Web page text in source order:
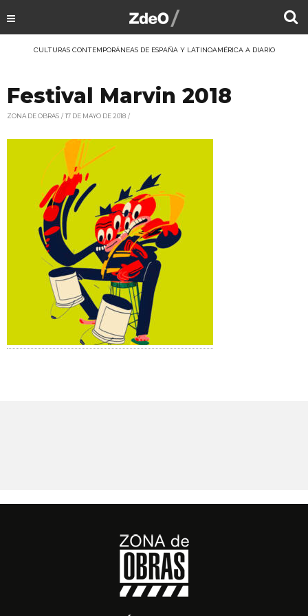
CULTURAS CONTEMPORÁNEAS DE ESPAÑA Y LATINOAMÉRICA A DIARIO
Festival Marvin 2018
ZONA DE OBRAS 17 DE MAYO DE 2018